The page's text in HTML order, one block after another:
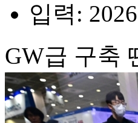
입력:
GW급 구축